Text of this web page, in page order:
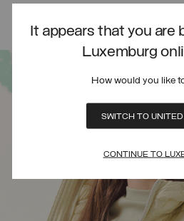
It appears that you are
Luxemburg
How would you like
SWITCH TO
CONTINUE TO